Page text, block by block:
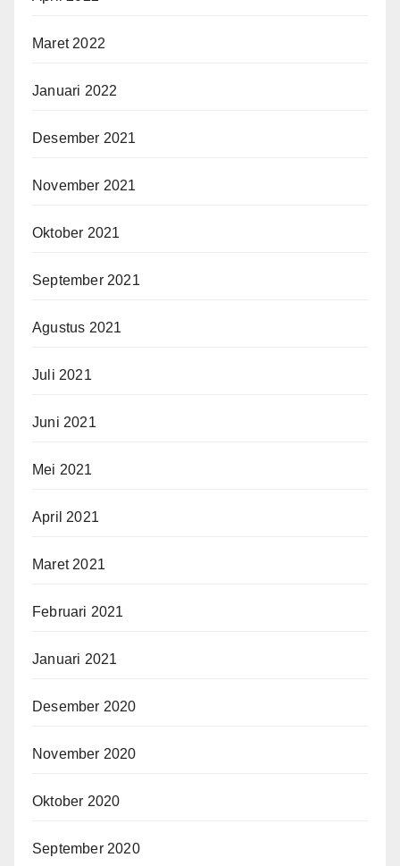
Maret 2022
Januari 2022
Desember 2021
November 2021
Oktober 2021
September 2021
Agustus 2021
Juli 2021
Juni 2021
Mei 2021
April 2021
Maret 2021
Februari 2021
Januari 2021
Desember 2020
November 2020
Oktober 2020
September 2020